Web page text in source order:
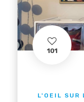
101
L'OEIL SUR